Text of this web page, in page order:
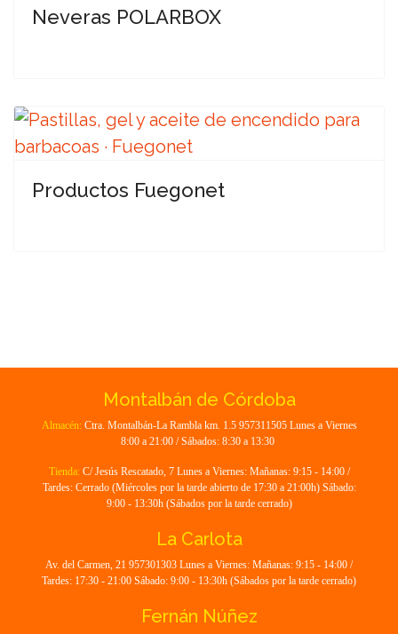
Neveras POLARBOX
Productos Fuegonet
Montalbán de Córdoba
Almacén: Ctra. Montalbán-La Rambla km. 1.5 957311505 Lunes a Viernes
8:00 a 21:00 / Sábados: 8:30 a 13:30
Tienda: C/ Jesús Rescatado, 7 Lunes a Viernes: Mañanas: 9:15 - 14:00 /
Tardes: Cerrado (Miércoles por la tarde abierto de 17:30 a 21:00h) Sábado:
9:00 - 13:30h (Sábados por la tarde cerrado)
La Carlota
Av. del Carmen, 21 957301303 Lunes a Viernes: Mañanas: 9:15 - 14:00 /
Tardes: 17:30 - 21:00 Sábado: 9:00 - 13:30h (Sábados por la tarde cerrado)
Fernán Núñez